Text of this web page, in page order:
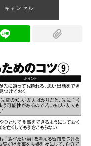
キャンセル